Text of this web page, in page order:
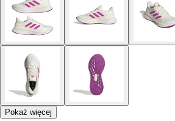
Pokaż więcej